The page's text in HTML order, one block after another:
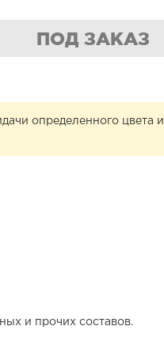
ПОД ЗАКАЗ
определенного цвета и
и прочих составов.